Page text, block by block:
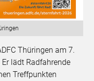
Thüringen am 7.
lädt Radfahrende
Treffpunkten